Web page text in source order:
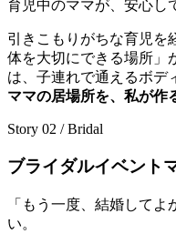
育児中のママが、安心し
引きこもりがちな育児を
体を大切にできる場所」
は、子連れで通えるボデ
ママの居場所を、私が作
Story 02 / Bridal
ブライダルイベント
「もう一度、結婚して
い。